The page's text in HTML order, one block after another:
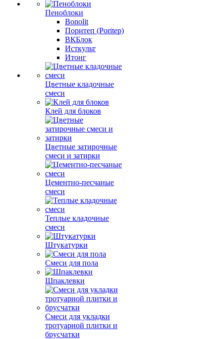
Пеноблоки
Bonolit
Поритеп (Poritep)
ВКБлок
Исткульт
Итонг
Цветные кладочные
смеси
Клей для блоков
Цветные затирочные
смеси и затирки
Цементно-песчаные
смеси
Теплые кладочные
смеси
Штукатурки
Смеси для пола
Шпаклевки
Смеси для укладки
тротуарной плитки и
брусчатки